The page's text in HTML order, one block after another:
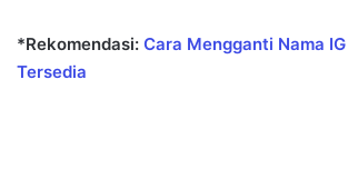
*Rekomendasi: Cara Mengganti Nama
Tersedia